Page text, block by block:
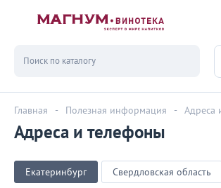
Главная - Полезная информация - Адреса
Адреса и телефоны
Екатеринбург Свердловская область